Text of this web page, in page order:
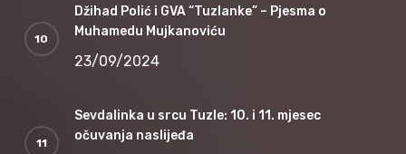
Džihad Polić i GVA “Tuzlanke” – Pjesma o
Muhamedu Mujkanoviću
23/09/2024
Sevdalinka u srcu Tuzle: 10. i 11. mjesec
očuvanja naslijeđa